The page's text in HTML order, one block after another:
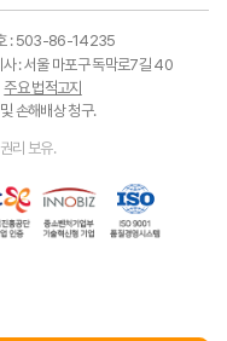
: 503-86-14235
사 : 서울 마포구 독막로7길 40
주요 법적고지
손해배상 청구.
리 보유.
중
소
벤
처
ISO9001
경